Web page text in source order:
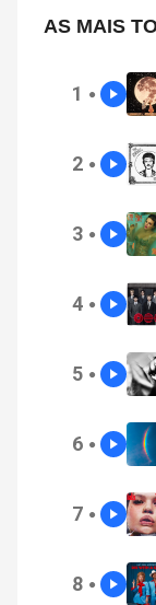
AS MAIS
1 ●
2 ●
3 ●
4 ●
5 ●
6 ●
7 ●
8 ●